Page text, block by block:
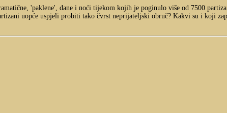
'paklene', dane i noći tijekom kojih je poginulo više od 7500
uopće uspjeli probiti tako čvrst neprijateljski obruč? Kakvi su i koji